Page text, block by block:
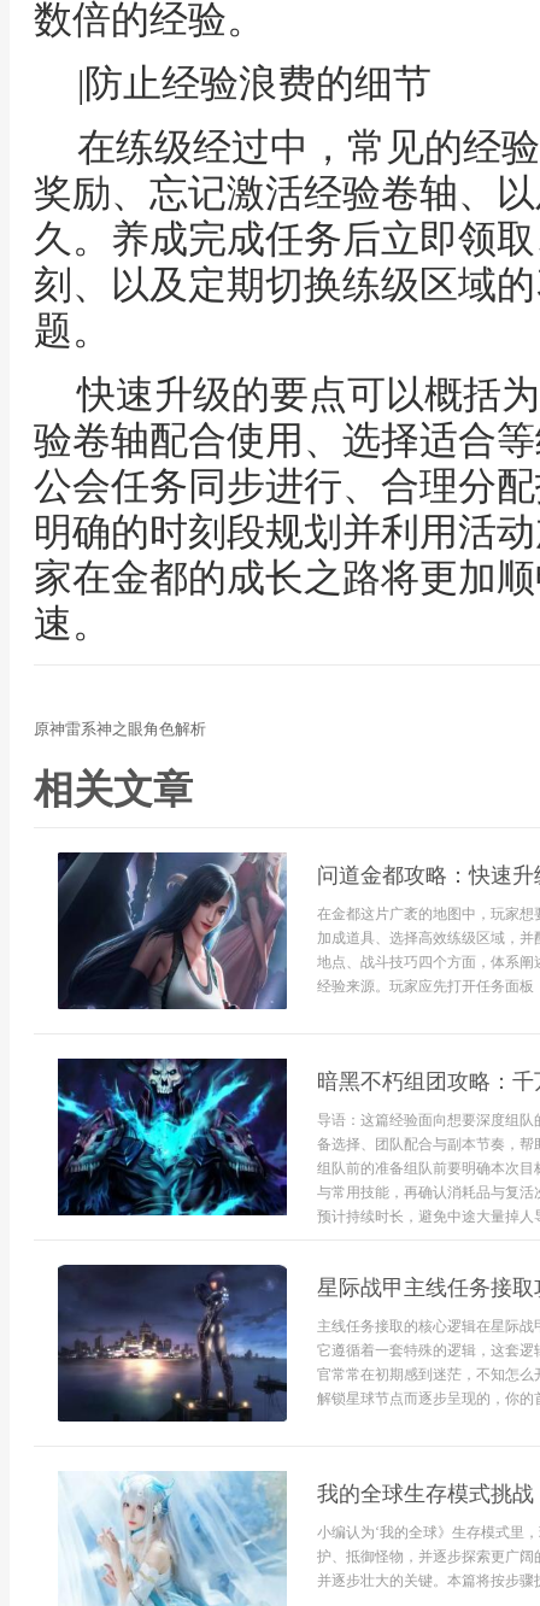
数倍的经验。
|防止经验浪费的细节
在练级经过中，常见的经
奖励、忘记激活经验卷轴、
久。养成完成任务后立即领
刻、以及定期切换练级区域
题。
快速升级的要点可以概括
验卷轴配合使用、选择适合
公会任务同步进行、合理分
明确的时刻段规划并利用活
家在金都的成长之路将更加
速。
原神雷系神之眼角色解析
相关文章
问道金都攻略：快速
在金都这片广袤的地图中，玩家
加成道具、选择高效练级区域，
地点、战斗技巧四个方面，体系
经验来源。玩家应先打开任务面
暗黑不朽组团攻略：
导语：这篇经验面向想要深度组
备选择、团队配合与副本节奏，
组队前的准备组队前要明确本次
与常用技能，再确认消耗品与复
预计持续时长，避免中途大量掉人
星际战甲主线任务接取
主线任务接取的核心逻辑在星际
它遵循着一套特殊的逻辑，这套
官常常在初期感到迷茫，不知怎
解锁星球节点而逐步呈现的，你
我的全球生存模式挑
小编认为‘我的全球》生存模式里
护、抵御怪物，并逐步探索更广
并逐步壮大的关键。本篇将按步